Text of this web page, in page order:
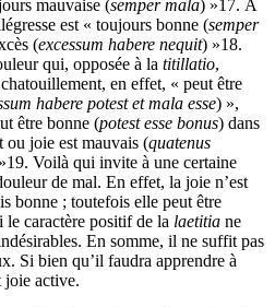
mauvaise (semper mala) »17. À
est « toujours bonne (semper
(excessum habere nequit) »18.
qui, opposée à la titillatio,
en effet, « peut être
habere potest et mala esse) »,
être bonne (potest esse bonus) dans
ou joie est mauvais (quatenus
19. Voilà qui invite à une certaine
de mal. En effet, la joie n’est
bonne ; toutefois elle peut être
caractère positif de la laetitia ne
En somme, il ne suffit pas
Si bien qu’il faudra apprendre à
joie active.